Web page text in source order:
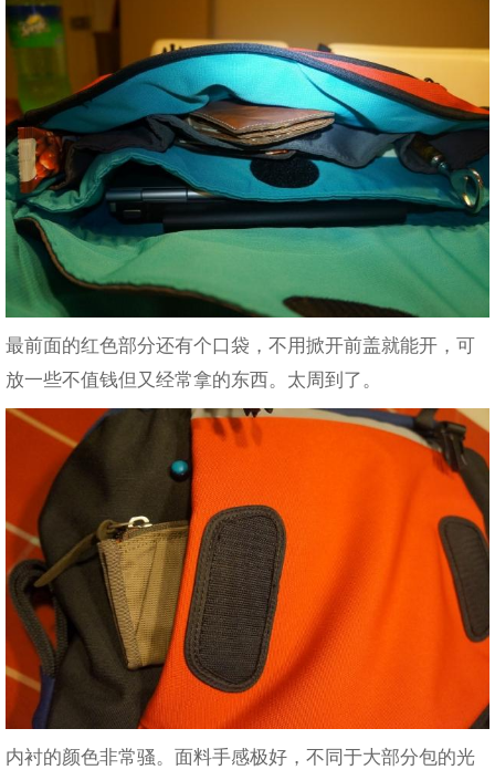
最前面的红色部分还有个口袋，不用掀开前盖就能开，可
放一些不值钱但又经常拿的东西。太周到了。
内衬的颜色非常骚。面料手感极好，不同于大部分包的光